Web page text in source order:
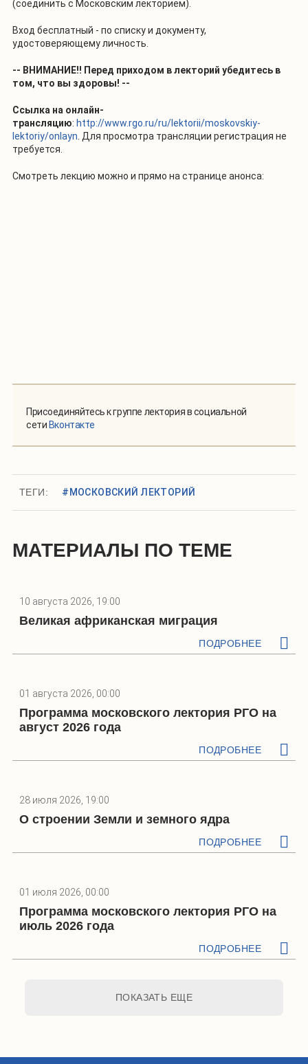
(соединить с Московским лекторием).
Вход бесплатный - по списку и документу,
удостоверяющему личность.
-- ВНИМАНИЕ!! Перед приходом в лекторий убедитесь в
том, что вы здоровы! --
Ссылка на онлайн-
трансляцию: http://www.rgo.ru/ru/lektorii/moskovskiy-
lektoriy/onlayn . Для просмотра трансляции регистрация не
требуется.
Смотреть лекцию можно и прямо на странице анонса:
Присоединяйтесь к группе лектория в социальной
сетиВконтакте
ТЕГИ: #МОСКОВСКИЙ ЛЕКТОРИЙ
МАТЕРИАЛЫ ПО ТЕМЕ
10 августа 2026, 19:00
Великая африканская миграция
ПОДРОБНЕЕ
01 августа 2026, 00:00
Программа московского лектория РГО на
август 2026 года
ПОДРОБНЕЕ
28 июля 2026, 19:00
О строении Земли и земного ядра
ПОДРОБНЕЕ
01 июля 2026, 00:00
Программа московского лектория РГО на
июль 2026 года
ПОДРОБНЕЕ
ПОКАЗАТЬ ЕЩЕ